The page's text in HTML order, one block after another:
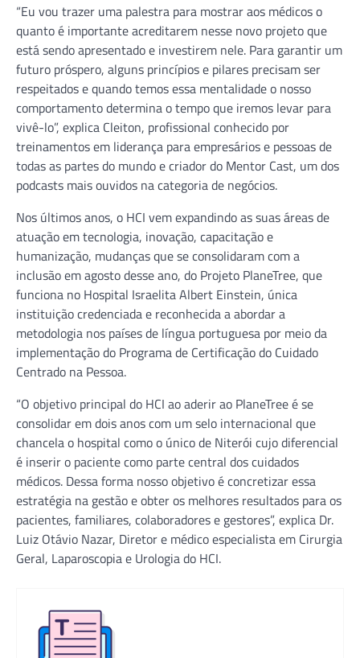
“Eu vou trazer uma palestra para mostrar aos médicos o
quanto é importante acreditarem nesse novo projeto que
está sendo apresentado e investirem nele. Para garantir um
futuro próspero, alguns princípios e pilares precisam ser
respeitados e quando temos essa mentalidade o nosso
comportamento determina o tempo que iremos levar para
vivê-lo”, explica Cleiton, profissional conhecido por
treinamentos em liderança para empresários e pessoas de
todas as partes do mundo e criador do Mentor Cast, um dos
podcasts mais ouvidos na categoria de negócios.
Nos últimos anos, o HCI vem expandindo as suas áreas de
atuação em tecnologia, inovação, capacitação e
humanização, mudanças que se consolidaram com a
inclusão em agosto desse ano, do Projeto PlaneTree, que
funciona no Hospital Israelita Albert Einstein, única
instituição credenciada e reconhecida a abordar a
metodologia nos países de língua portuguesa por meio da
implementação do Programa de Certificação do Cuidado
Centrado na Pessoa.
“O objetivo principal do HCI ao aderir ao PlaneTree é se
consolidar em dois anos com um selo internacional que
chancela o hospital como o único de Niterói cujo diferencial
é inserir o paciente como parte central dos cuidados
médicos. Dessa forma nosso objetivo é concretizar essa
estratégia na gestão e obter os melhores resultados para os
pacientes, familiares, colaboradores e gestores”, explica Dr.
Luiz Otávio Nazar, Diretor e médico especialista em Cirurgia
Geral, Laparoscopia e Urologia do HCI.